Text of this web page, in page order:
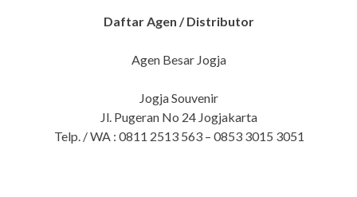
Daftar Agen / Distributor
Agen Besar Jogja
Jogja Souvenir
Jl. Pugeran No 24 Jogjakarta
Telp. / WA : 0811 2513 563 – 0853 3015 3051